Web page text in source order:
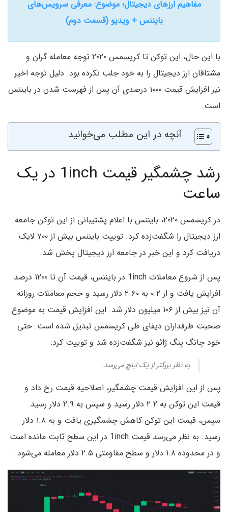
مفاهیم ارزهای دیجیتال؛ موضوع: معرفی سرویس‌های
بایننس + ویدیو (قسمت دوم)
با این حال، این توکن تا کریسمس ۲۰۲۰ توجه معامله گران و
مشتاقان ارز دیجیتال را به خود جلب نکرده بود. دلیل توجه اخیر
نیز افزایش قیمت ۱۰۰۰ درصدی آن پس از فهرست شدن در بایننس
است.
آنچه در این مطلب می‌خوانید
رشد چشمگیر قیمت 1inch در یک
ساعت
در کریسمس ۲۰۲۰، بایننس با اعلام پشتیبانی از این توکن جامعه
ارز دیجیتال را شگفت‌زده کرد. توییت بایننس بیش از ۷۰۰ لایک
دریافت کرد و این خبر در جامعه ارز دیجیتال پخش شد.
پس از شروع معاملات 1inch در بایننس، قیمت آن تا ۱۲۰۰ درصد
افزایش یافت و از ۰.۲ به ۲.۶۰ دلار رسید و حجم معاملات روزانه
آن نیز بیش از ۱۰۶ میلیون دلار شد. این افزایش قیمت به موضوع
صحبت طرفداران دیفای طی کریسمس تبدیل شده است. حتی
خود چانگ پنگ ژائو نیز شگفت‌زده شد و توییت کرد:
به نظر بزرگتر از یک اینچ می‌رسد.
پس از این افزایش قیمت چشمگیر، اصلاحیه قیمت رخ داد و
قیمت این توکن به ۲.۲ دلار رسید و سپس به ۲.۹ دلار رسید.
سپس، قیمت این توکن کاهش چشمگیری یافت و به ۱.۸ دلار
رسید. به نظر می‌رسد قیمت 1inch در این سطح ثابت مانده است
و در محدوده ۱.۸ دلار و سطح مقاومتی ۲.۵ دلار معامله می‌شود.